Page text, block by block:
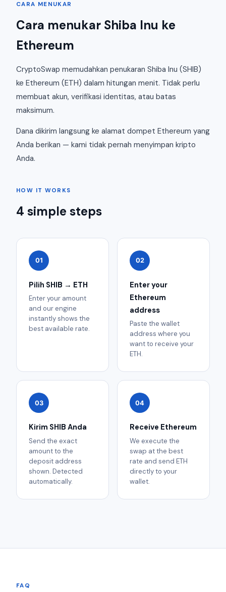
CARA MENUKAR
Cara menukar Shiba Inu ke
Ethereum
CryptoSwap memudahkan penukaran Shiba Inu (SHIB)
ke Ethereum (ETH) dalam hitungan menit. Tidak perlu
membuat akun, verifikasi identitas, atau batas
maksimum.
Dana dikirim langsung ke alamat dompet Ethereum yang
Anda berikan — kami tidak pernah menyimpan kripto
Anda.
HOW IT WORKS
4 simple steps
01
Pilih SHIB → ETH
Enter your amount
and our engine
instantly shows the
best available rate.
02
Enter your
Ethereum
address
Paste the wallet
address where you
want to receive your
ETH.
03
Kirim SHIB Anda
Send the exact
amount to the
deposit address
shown. Detected
automatically.
04
Receive Ethereum
We execute the
swap at the best
rate and send ETH
directly to your
wallet.
FAQ